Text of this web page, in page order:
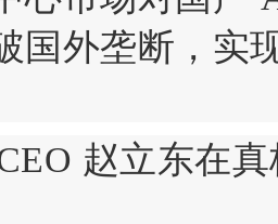
国外垄断，实
赵立东在